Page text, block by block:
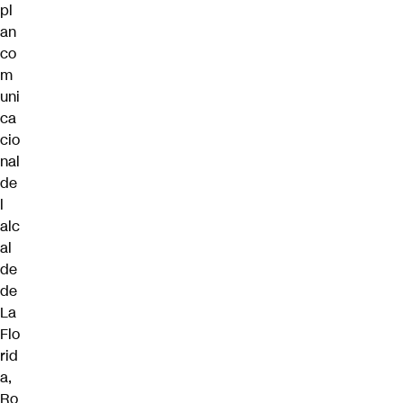
pl
an
co
m
uni
ca
cio
nal
de
l
alc
al
de
de
La
Flo
rid
a,
Ro